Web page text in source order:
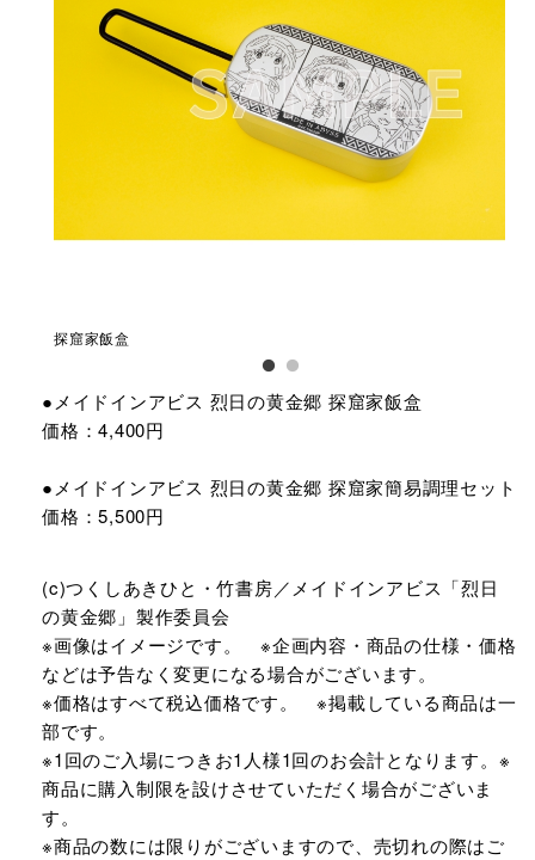
探窟家飯盒
●メイドインアビス 烈日の黄金郷 探窟家飯盒
価格：4,400円
●メイドインアビス 烈日の黄金郷 探窟家簡易調理セット
価格：5,500円
(c)つくしあきひと・竹書房／メイドインアビス「烈日
の黄金郷」製作委員会
※画像はイメージです。 ※企画内容・商品の仕様・価格
などは予告なく変更になる場合がございます。
※価格はすべて税込価格です。 ※掲載している商品は一
部です。
※1回のご入場につきお1人様1回のお会計となります。※
商品に購入制限を設けさせていただく場合がございま
す。
※商品の数には限りがございますので、売切れの際はご